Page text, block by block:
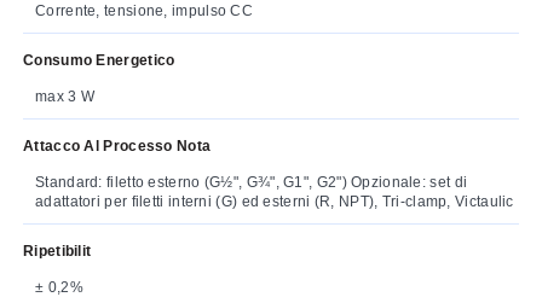
Corrente, tensione, impulso CC
Consumo Energetico
max 3 W
Attacco Al Processo Nota
Standard: filetto esterno (G½", G¾", G1", G2") Opzionale: set di
adattatori per filetti interni (G) ed esterni (R, NPT), Tri-clamp, Victaulic
Ripetibilit
± 0,2%